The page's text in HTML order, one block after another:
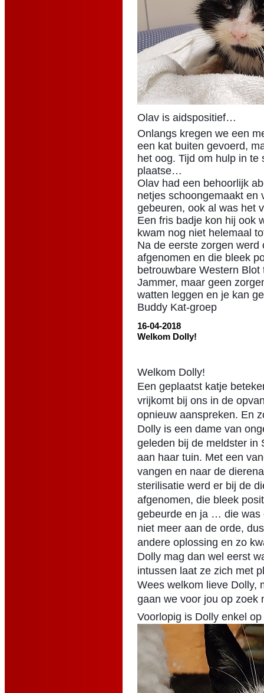
Olav is aidspositief…
Onlangs kregen we een
een kat buiten gevoerd,
het oog. Tijd om hulp in
plaatse…
Olav had een behoorlijk
netjes schoongemaakt en
gebeuren, ook al was het
Een fris badje kon hij ook
kwam nog niet helemaal
Na de eerste zorgen
afgenomen en die bleek
betrouwbare Western
Jammer, maar geen
watten leggen en je kan
Buddy Kat-groep
16-04-2018
Welkom Dolly!
Welkom Dolly!
Een geplaatst katje
vrijkomt bij ons in de
opnieuw aanspreken. En
Dolly is een dame van
geleden bij de meldster in
aan haar tuin. Met een
vangen en naar de
sterilisatie werd er bij de
afgenomen, die bleek
gebeurde en ja … die was
niet meer aan de orde,
andere oplossing en zo
Dolly mag dan wel eerst
intussen laat ze zich met
Wees welkom lieve Dolly,
gaan we voor jou op zoek
Voorlopig is Dolly enkel